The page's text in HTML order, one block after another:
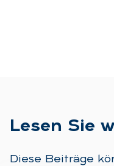
Le­sen Sie
Diese Beiträge